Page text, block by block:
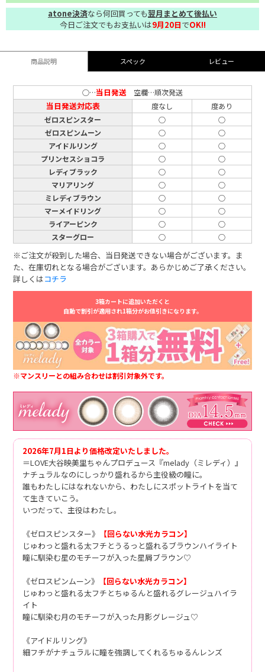
atone決済なら何回買っても翌月まとめて後払い
今日ご注文でもお支払いは9月20日でOK!!
商品説明 スペック レビュー
○…当日発送 空欄…順次発送
当日発送対応表 度なし
度あり
ゼロスピンスター
○
○
ゼロスピンムーン
○
○
アイドルリング
○
○
プリンセスショコラ
○
○
レディブラック
○
○
マリアリング
○
○
ミレディブラウン
○
○
マーメイドリング
○
○
ライアーピンク
○
○
スターグロー
○ ○
※ご注文が殺到した場合、当日発送できない場合がございます。ま
た、在庫切れとなる場合がございます。あらかじめご了承ください。
詳しくはコチラ
3箱カートに追加いただくと
自動で割引が適用され1箱分がお値引きになります。
※マンスリーとの組み合わせは割引対象外です。
2026年7月1日より価格改定いたしました。
＝LOVE大谷映美里ちゃんプロデュース『melady（ミレディ）』
ナチュラルなのにしっかり盛れるから主役級の瞳に。
誰もわたしにはなれないから、わたしにスポットライトを当て
て生きていこう。
いつだって、主役はわたし。
《ゼロスピンスター》
【回らない水光カラコン】
じゅわっと盛れる太フチとうるっと盛れるブラウンハイライト
瞳に馴染む星のモチーフが入った星屑ブラウン♡
《ゼロスピンムーン》
【回らない水光カラコン】
じゅわっと盛れる太フチとちゅるんと盛れるグレージュハイラ
イト
瞳に馴染む月のモチーフが入った月影グレージュ♡
《アイドルリング》
細フチがナチュラルに瞳を強調してくれるちゅるんレンズ